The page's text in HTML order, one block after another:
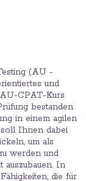
(AU -
und
CPAT-Kurs
bestanden
in einem agilen
Ihnen dabei
um als
werden und
In
die für